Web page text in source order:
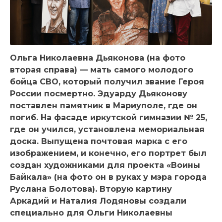
Ольга Николаевна Дьяконова (на фото
вторая справа) — мать самого молодого
бойца СВО, который получил звание Героя
России посмертно. Эдуарду Дьяконову
поставлен памятник в Мариуполе, где он
погиб. На фасаде иркутской гимназии № 25,
где он учился, установлена мемориальная
доска. Выпущена почтовая марка с его
изображением, и конечно, его портрет был
создан художниками для проекта «Воины
Байкала» (на фото он в руках у мэра города
Руслана Болотова). Вторую картину
Аркадий и Наталия Лодяновы создали
специально для Ольги Николаевны